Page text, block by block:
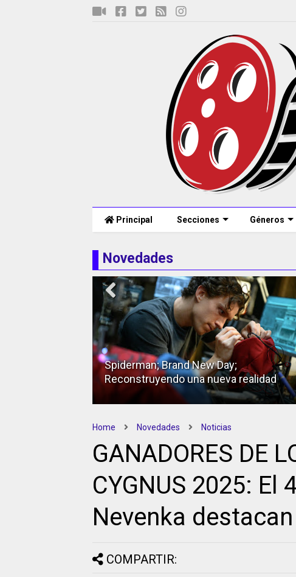
Principal Secciones Géneros
Novedades
Spiderman; Brand New Day;
Reconstruyendo una nueva realidad
Home Novedades Noticias
GANADORES DE
CYGNUS 2025: El
Nevenka
COMPARTIR: